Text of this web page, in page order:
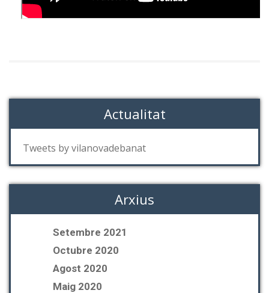
Actualitat
Tweets by vilanovadebanat
Arxius
Setembre 2021
Octubre 2020
Agost 2020
Maig 2020